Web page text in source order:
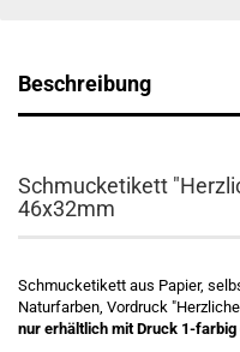
Beschreibung
Schmucketikett
46x32mm
Schmucketikett aus Papier,
Naturfarben, Vordruck
nur erhältlich mit Druck 1-